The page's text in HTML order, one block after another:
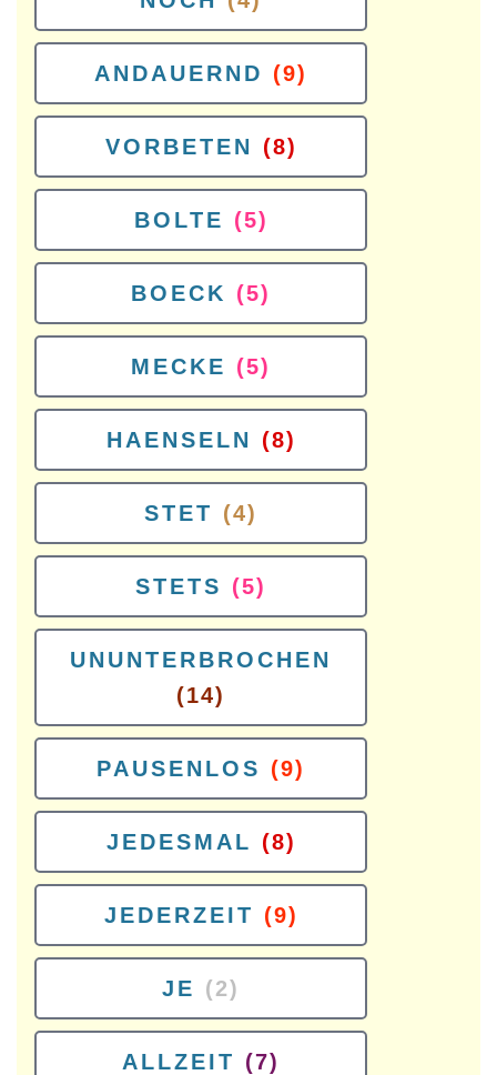
ANDAUERND (9)
VORBETEN (8)
BOLTE (5)
BOECK (5)
MECKE (5)
HAENSELN (8)
STET (4)
STETS (5)
UNUNTERBROCHEN
(14)
PAUSENLOS (9)
JEDESMAL (8)
JEDERZEIT (9)
JE (2)
ALLZEIT (7)